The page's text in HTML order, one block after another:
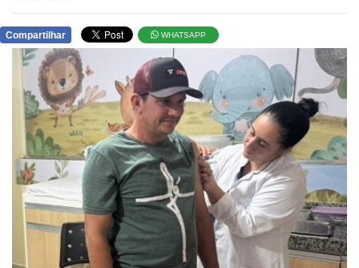
Compartilhar WHATSAPP